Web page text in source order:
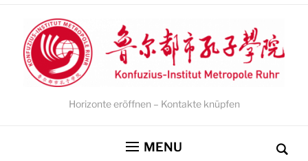
Horizonte eröffnen – Kontakte knüpfen
MENU